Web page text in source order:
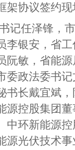
架协议签约
记任泽锋，
李银安，省
阮敏，省能
委政法委书
书长戴宜斌
源控股集团
中环新能源
源光伏技术